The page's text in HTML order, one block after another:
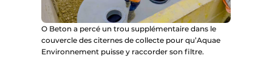
O Beton a percé un trou supplémentaire dans le
couvercle des citernes de collecte pour qu’Aquae
Environnement puisse y raccorder son filtre.